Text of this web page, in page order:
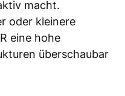
macht.
oder kleinere
eine hohe
überschaubar